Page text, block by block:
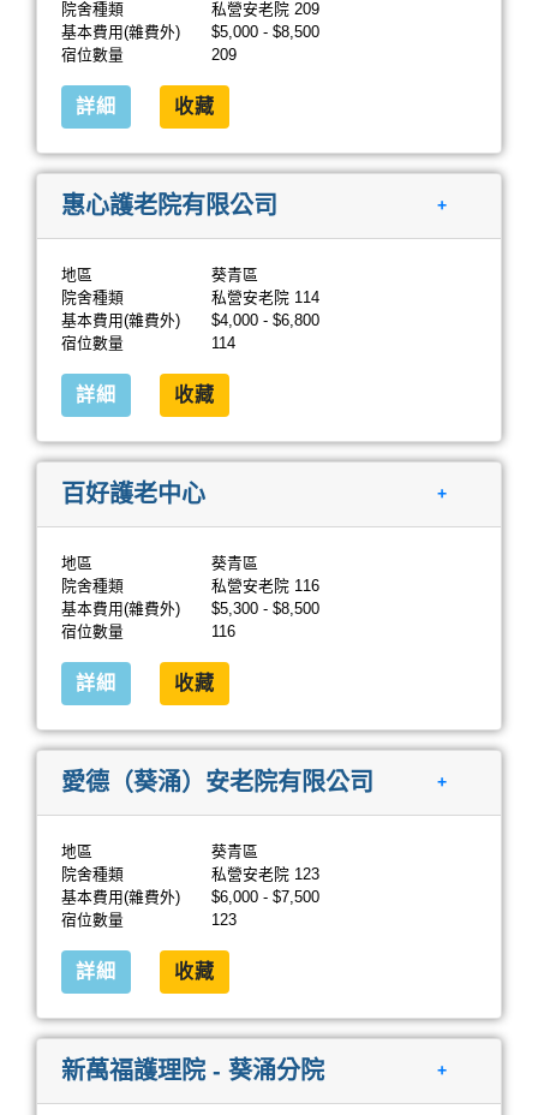
院舍種類
私營安老院 209
基本費用(雜費外)
$5,000 - $8,500
宿位數量
209
詳細 收藏
惠心護老院有限公司 +
地區
葵青區
院舍種類
私營安老院 114
基本費用(雜費外)
$4,000 - $6,800
宿位數量
114
詳細 收藏
百好護老中心 +
地區
葵青區
院舍種類
私營安老院 116
基本費用(雜費外)
$5,300 - $8,500
宿位數量
116
詳細 收藏
愛德（葵涌）安老院有限公司 +
地區
葵青區
院舍種類
私營安老院 123
基本費用(雜費外)
$6,000 - $7,500
宿位數量
123
詳細 收藏
新萬福護理院 - 葵涌分院 +